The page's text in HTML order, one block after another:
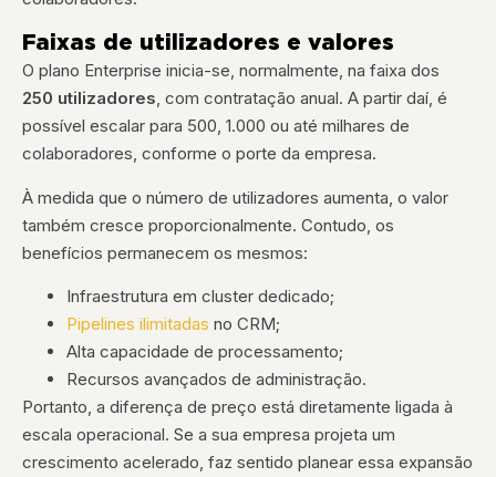
Faixas de utilizadores e valores
O plano Enterprise inicia-se, normalmente, na faixa dos
250 utilizadores, com contratação anual. A partir daí, é
possível escalar para 500, 1.000 ou até milhares de
colaboradores, conforme o porte da empresa.
À medida que o número de utilizadores aumenta, o valor
também cresce proporcionalmente. Contudo, os
benefícios permanecem os mesmos:
Infraestrutura em cluster dedicado;
Pipelines ilimitadas no CRM;
Alta capacidade de processamento;
Recursos avançados de administração.
Portanto, a diferença de preço está diretamente ligada à
escala operacional. Se a sua empresa projeta um
crescimento acelerado, faz sentido planear essa expansão